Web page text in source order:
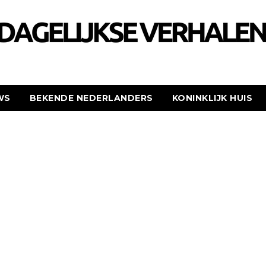
BEKENDE NEDERLANDERS KONINKLIJK HUIS